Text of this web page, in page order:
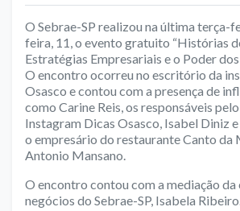
O Sebrae-SP realizou na última terça-
feira, 11, o evento gratuito “Histórias
Estratégias Empresariais e o Poder
O encontro ocorreu no escritório da
Osasco e contou com a presença de
como Carine Reis, os responsáveis
Instagram Dicas Osasco, Isabel Diniz
o empresário do restaurante Canto da
Antonio Mansano.
O encontro contou com a mediação
negócios do Sebrae-SP, Isabela